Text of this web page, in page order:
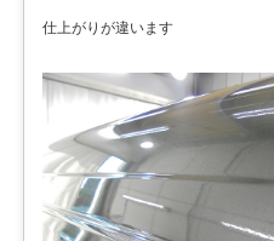
仕上がりが違います